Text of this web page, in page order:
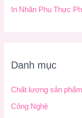
In Nhãn Phụ Thực
Danh mục
Chất lượng sản phẩm
Công Nghệ